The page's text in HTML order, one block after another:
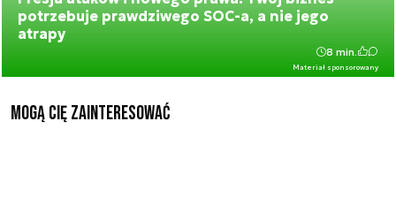
potrzebuje prawdziwego SOC-a, a nie jego
atrapy
Materiał sponsorowany
8 min.
Mogą Cię zainteresować